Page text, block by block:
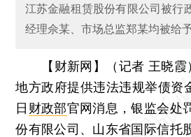
江苏金融租赁股份有限公司被行
经理佘某、市场总监郑某均被给
【财新网】（记者 王晓霞
地方政府提供违法违规举债资
日 财政部官网消息，银监会处
份有限公司、山东省国际信托